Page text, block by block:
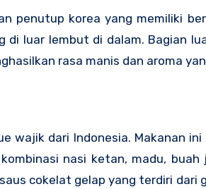
penutup korea yang memiliki
di luar lembut di dalam. Bagian
rasa manis dan aroma
wajik dari Indonesia. Makanan
nasi ketan, madu,
cokelat gelap yang terdiri dari